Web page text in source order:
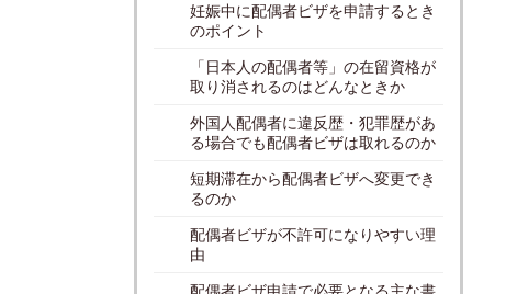
妊娠中に配偶者ビザを申請するとき
のポイント
「日本人の配偶者等」の在留資格が
取り消されるのはどんなときか
外国人配偶者に違反歴・犯罪歴があ
る場合でも配偶者ビザは取れるのか
短期滞在から配偶者ビザへ変更でき
るのか
配偶者ビザが不許可になりやすい理
由